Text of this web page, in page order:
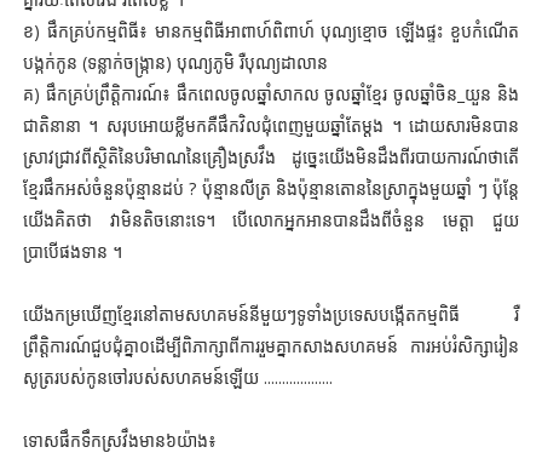
ខ) ផឹកគ្រប់កម្មពិធី៖ មានកម្មពិធីអាពាហ៍ពិពាហ៍ បុណ្យខ្មោច ឡើងផ្ទះ ខួបកំណើត
បង្កក់កូន (ទន្លាក់ចង្រ្កាន) បុណ្យភូមិ រឺបុណ្យដាលាន
គ) ផឹកគ្រប់ព្រឹត្តិការណ៍៖ ផឹកពេលចូលឆ្នាំសាកល ចូលឆ្នាំខ្មែរ ចូលឆ្នាំចិន_យួន និង
ជាតិនានា ។ សរុបអោយខ្លីមកគឺផឹកវិលជុំពេញមួយឆ្នាំតែម្តង ។ ដោយសារមិនបាន
ស្រាវជ្រាវពីស្ថិតិនៃបរិមាណនៃគ្រឿងស្រវឹង ដូច្នេះយើងមិនដឹងពីរបាយការណ៍ថាតើ
ខ្មែរផឹកអស់ចំនួនប៉ុន្មានដប់ ? ប៉ុន្មានលីត្រ និងប៉ុន្មានតោននៃស្រាក្នុងមួយឆ្នាំ ៗ ប៉ុន្តែ
យើងគិតថា វាមិនតិចនោះទេ។ បើលោកអ្នកអានបានដឹងពីចំនួន មេត្តា ជួយ
ប្រាបើផងទាន ។
យើងកម្រឃើញខ្មែរនៅតាមសហគមន៍នីមួយៗទូទាំងប្រទេសបង្កើតកម្មពិធី រឺ
ព្រឹត្តិការណ៍ជួបជុំគ្នា០ដើម្បីពិភាក្សាពីការរួមគ្នាកសាងសហគមន៍ ការអប់រំសិក្សារៀន
សូត្ររបស់កូនចៅរបស់សហគមន៍ឡើយ ...................
ទោសផឹកទឹកស្រវឹងមាន៦យ៉ាង៖